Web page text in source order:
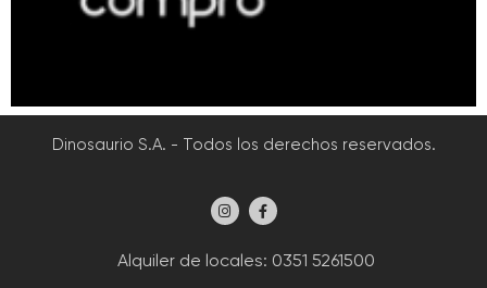
Dinosaurio S.A. - Todos los derechos reservados.
Alquiler de locales: 0351 5261500